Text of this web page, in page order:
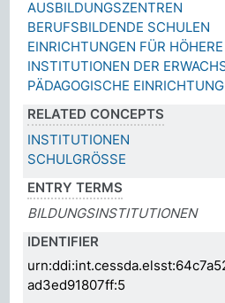
AUSBILDUNGSZENTREN
BERUFSBILDENDE SCHULEN
EINRICHTUNGEN FÜR
INSTITUTIONEN DER
PÄDAGOGISCHE
RELATED CONCEPTS
INSTITUTIONEN
SCHULGRÖSSE
ENTRY TERMS
BILDUNGSINSTITUTIONEN
IDENTIFIER
ad3ed91807ff:5